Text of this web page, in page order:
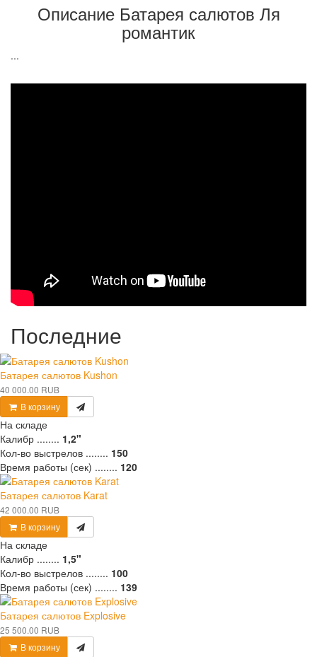
Описание Батарея салютов Ля
романтик
...
Последние
Батарея салютов Kushon
40 000.00 RUB
В корзину
На складе
Калибр ........ 1,2"
Кол-во выстрелов ........ 150
Время работы (сек) ........ 120
Батарея салютов Karat
42 000.00 RUB
В корзину
На складе
Калибр ........ 1,5"
Кол-во выстрелов ........ 100
Время работы (сек) ........ 139
Батарея салютов Explosive
25 500.00 RUB
В корзину